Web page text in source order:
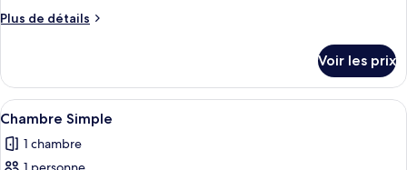
Double
fumeurs,
hypoallergénique
Plus de détails
Plus
le
type
de
Chambre
Double
Voir les prix
Afficher
toutes
les
Une chambre d’hôtel avec un lit, un
4
Chambre Simple
1 chambre